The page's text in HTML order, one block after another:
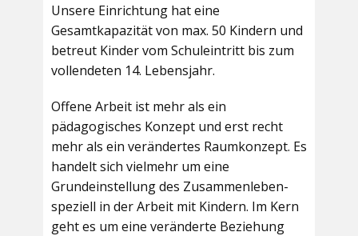
Unsere Einrichtung hat eine
Gesamtkapazität von max. 50 Kindern und
betreut Kinder vom Schuleintritt bis zum
vollendeten 14. Lebensjahr.
Offene Arbeit ist mehr als ein
pädagogisches Konzept und erst recht
mehr als ein verändertes Raumkonzept. Es
handelt sich vielmehr um eine
Grundeinstellung des Zusammenleben-
speziell in der Arbeit mit Kindern. Im Kern
geht es um eine veränderte Beziehung